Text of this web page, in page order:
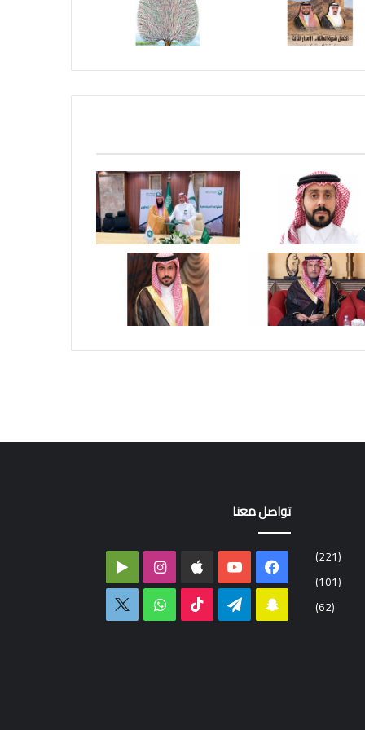
(221)
(101)
(62)
تواصل معنا
فيسبوك ‫YouTube انستقرام
Play
سناب
تيلقرام ‫TikTok واتساب